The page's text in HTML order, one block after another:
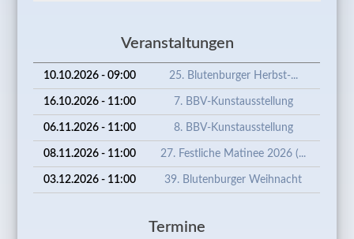
Veranstaltungen
10.10.2026 - 09:00 25. Blutenburger Herbst-...
16.10.2026 - 11:00 7. BBV-Kunstausstellung
06.11.2026 - 11:00 8. BBV-Kunstausstellung
08.11.2026 - 11:00 27. Festliche Matinee 2026 (...
03.12.2026 - 11:00 39. Blutenburger Weihnacht
Termine